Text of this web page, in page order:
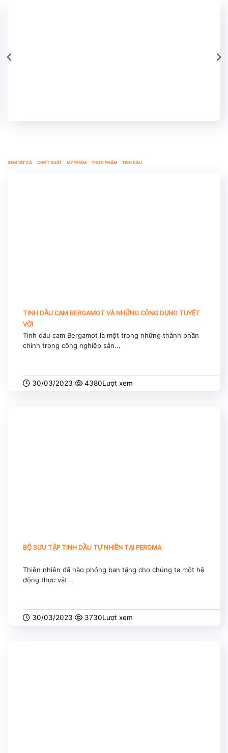
XEM TẤT CẢ CHIẾT XUẤT MỸ PHẨM THỰC PHẨM TINH DẦU
TINH DẦU CAM BERGAMOT VÀ NHỮNG CÔNG DỤNG TUYỆT
VỜI
Tinh dầu cam Bergamot là một trong những thành phần
chính trong công nghiệp sản...
30/03/2023 4380Lượt xem
BỘ SƯU TẬP TINH DẦU TỰ NHIÊN TẠI PEROMA
Thiên nhiên đã hào phóng ban tặng cho chúng ta một hệ
động thực vật...
30/03/2023 3730Lượt xem